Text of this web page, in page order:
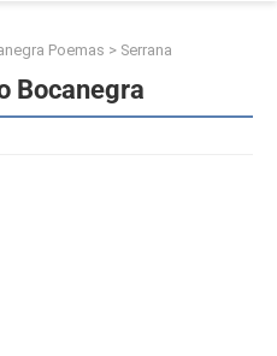
Poemas > Serrana
Bocanegra